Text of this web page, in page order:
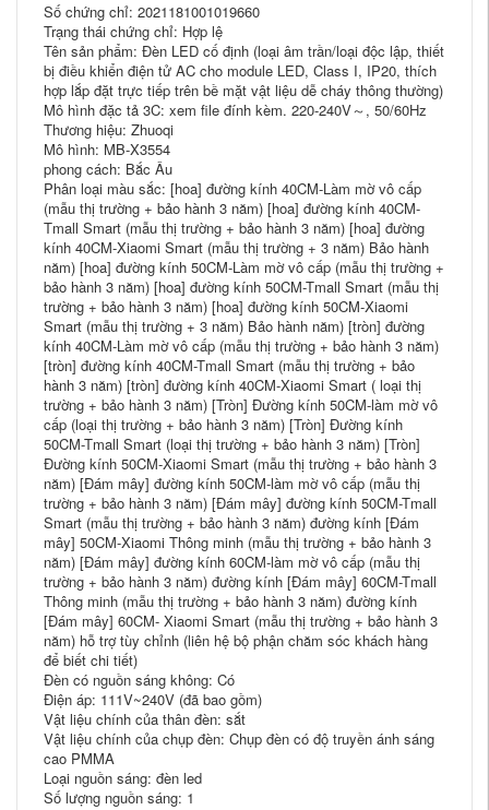
Số chứng chỉ: 2021181001019660
Trạng thái chứng chỉ: Hợp lệ
Tên sản phẩm: Đèn LED cố định (loại âm trần/loại độc lập, thiết
bị điều khiển điện tử AC cho module LED, Class I, IP20, thích
hợp lắp đặt trực tiếp trên bề mặt vật liệu dễ cháy thông thường)
Mô hình đặc tả 3C: xem file đính kèm. 220-240V～, 50/60Hz
Thương hiệu: Zhuoqi
Mô hình: MB-X3554
phong cách: Bắc Âu
Phân loại màu sắc: [hoa] đường kính 40CM-Làm mờ vô cấp
(mẫu thị trường + bảo hành 3 năm) [hoa] đường kính 40CM-
Tmall Smart (mẫu thị trường + bảo hành 3 năm) [hoa] đường
kính 40CM-Xiaomi Smart (mẫu thị trường + 3 năm) Bảo hành
năm) [hoa] đường kính 50CM-Làm mờ vô cấp (mẫu thị trường +
bảo hành 3 năm) [hoa] đường kính 50CM-Tmall Smart (mẫu thị
trường + bảo hành 3 năm) [hoa] đường kính 50CM-Xiaomi
Smart (mẫu thị trường + 3 năm) Bảo hành năm) [tròn] đường
kính 40CM-Làm mờ vô cấp (mẫu thị trường + bảo hành 3 năm)
[tròn] đường kính 40CM-Tmall Smart (mẫu thị trường + bảo
hành 3 năm) [tròn] đường kính 40CM-Xiaomi Smart ( loại thị
trường + bảo hành 3 năm) [Tròn] Đường kính 50CM-làm mờ vô
cấp (loại thị trường + bảo hành 3 năm) [Tròn] Đường kính
50CM-Tmall Smart (loại thị trường + bảo hành 3 năm) [Tròn]
Đường kính 50CM-Xiaomi Smart (mẫu thị trường + bảo hành 3
năm) [Đám mây] đường kính 50CM-làm mờ vô cấp (mẫu thị
trường + bảo hành 3 năm) [Đám mây] đường kính 50CM-Tmall
Smart (mẫu thị trường + bảo hành 3 năm) đường kính [Đám
mây] 50CM-Xiaomi Thông minh (mẫu thị trường + bảo hành 3
năm) [Đám mây] đường kính 60CM-làm mờ vô cấp (mẫu thị
trường + bảo hành 3 năm) đường kính [Đám mây] 60CM-Tmall
Thông minh (mẫu thị trường + bảo hành 3 năm) đường kính
[Đám mây] 60CM- Xiaomi Smart (mẫu thị trường + bảo hành 3
năm) hỗ trợ tùy chỉnh (liên hệ bộ phận chăm sóc khách hàng
để biết chi tiết)
Đèn có nguồn sáng không: Có
Điện áp: 111V~240V (đã bao gồm)
Vật liệu chính của thân đèn: sắt
Vật liệu chính của chụp đèn: Chụp đèn có độ truyền ánh sáng
cao PMMA
Loại nguồn sáng: đèn led
Số lượng nguồn sáng: 1